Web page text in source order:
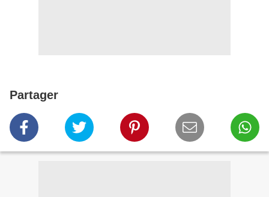
Partager